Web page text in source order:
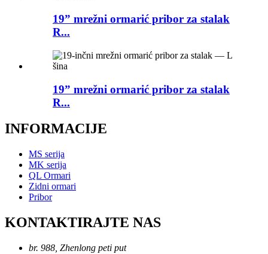
19” mrežni ormarić pribor za stalak
R...
19” mrežni ormarić pribor za stalak
R...
INFORMACIJE
MS serija
MK serija
QL Ormari
Zidni ormari
Pribor
KONTAKTIRAJTE NAS
br. 988, Zhenlong peti put